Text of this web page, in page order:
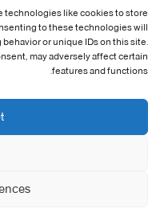
like cookies to store
to these technologies will
or unique IDs on this site.
may adversely affect certain
features and functions.
معلومات الاتصال
Address:
جامعة العربي التبسي